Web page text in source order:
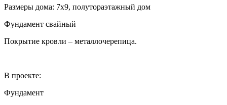
Размеры дома: 7х9, полутораэтажный дом
Фундамент свайный
Покрытие кровли – металлочерепица.
В проекте:
Фундамент